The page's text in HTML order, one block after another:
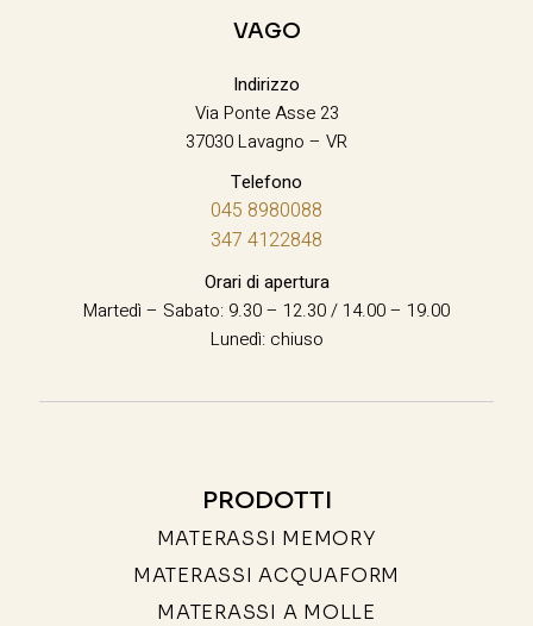
VAGO
Indirizzo
Via Ponte Asse 23
37030 Lavagno – VR
Telefono
045 8980088
347 4122848
Orari di apertura
Martedì – Sabato: 9.30 – 12.30 / 14.00 – 19.00
Lunedì: chiuso
PRODOTTI
MATERASSI MEMORY
MATERASSI ACQUAFORM
MATERASSI A MOLLE